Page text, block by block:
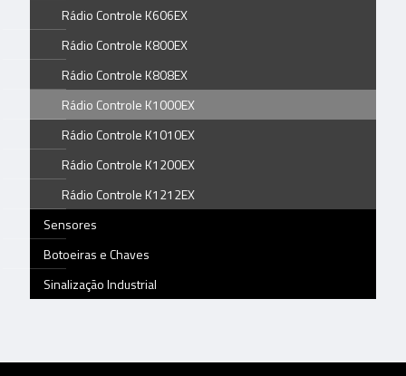
Rádio Controle K606EX
Rádio Controle K800EX
Rádio Controle K808EX
Rádio Controle K1000EX
Rádio Controle K1010EX
Rádio Controle K1200EX
Rádio Controle K1212EX
Sensores
Botoeiras e Chaves
Sinalização Industrial